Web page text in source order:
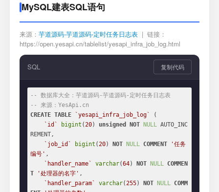
MySQL建表SQL语句
来源： 芋道源码-芋道源码-定时任务日志表 | 链接：
https://open.yesapi.cn/tablelist/yesapi_infra_job_log.html
SQL 复制代码
-- 数据库大全：芋道源码-芋道源码-定时任务日志表
-- 来源：YesApi.cn
CREATE TABLE `yesapi_infra_job_log`
(
`id`
bigint (20) unsigned NOT NULL AUTO_INC
REMENT,
`job_id`
bigint (20) NOT NULL COMMENT
'任务
编号' ,
`handler_name`
varchar(64) NOT NULL COMMEN
T
'处理器的名字' ,
`handler_param`
varchar(255) NOT NULL COMM